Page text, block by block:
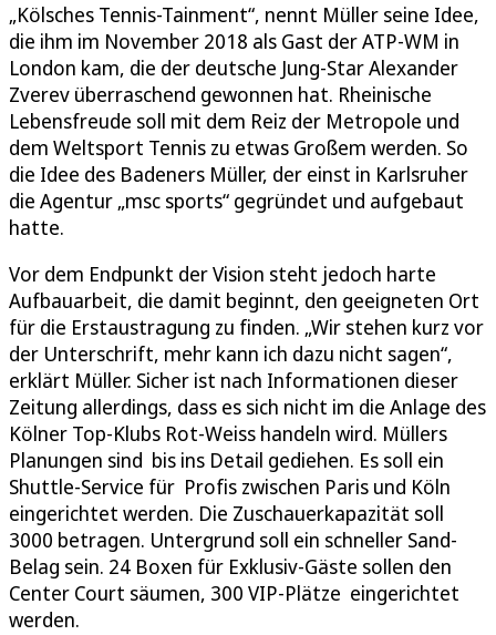
„Kölsches Tennis-Tainment“, nennt Müller seine Idee,
die ihm im November 2018 als Gast der ATP-WM in
London kam, die der deutsche Jung-Star Alexander
Zverev überraschend gewonnen hat. Rheinische
Lebensfreude soll mit dem Reiz der Metropole und
dem Weltsport Tennis zu etwas Großem werden. So
die Idee des Badeners Müller, der einst in Karlsruher
die Agentur „msc sports“ gegründet und aufgebaut
hatte.
Vor dem Endpunkt der Vision steht jedoch harte
Aufbauarbeit, die damit beginnt, den geeigneten Ort
für die Erstaustragung zu finden. „Wir stehen kurz vor
der Unterschrift, mehr kann ich dazu nicht sagen“,
erklärt Müller. Sicher ist nach Informationen dieser
Zeitung allerdings, dass es sich nicht im die Anlage des
Kölner Top-Klubs Rot-Weiss handeln wird. Müllers
Planungen sind bis ins Detail gediehen. Es soll ein
Shuttle-Service für Profis zwischen Paris und Köln
eingerichtet werden. Die Zuschauerkapazität soll
3000 betragen. Untergrund soll ein schneller Sand-
Belag sein. 24 Boxen für Exklusiv-Gäste sollen den
Center Court säumen, 300 VIP-Plätze eingerichtet
werden.